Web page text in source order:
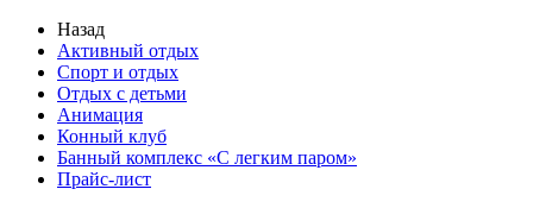
Назад
Активный отдых
Спорт и отдых
Отдых с детьми
Анимация
Конный клуб
Банный комплекс «С легким паром»
Прайс-лист